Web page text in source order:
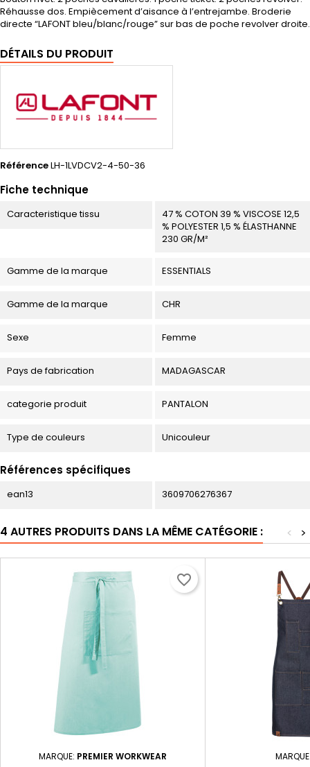
Réhausse dos. Empiècement d’aisance à l’entrejambe. Broderie
directe “LAFONT bleu/blanc/rouge” sur bas de poche revolver droite.
DÉTAILS DU PRODUIT
RéférenceLH-1LVDCV2-4-50-36
Fiche technique
Caracteristique tissu
47 % COTON 39 % VISCOSE 12,5
% POLYESTER 1,5 % ÉLASTHANNE
230 GR/M²
Gamme de la marque ESSENTIALS
Gamme de la marque CHR
Sexe Femme
Pays de fabrication MADAGASCAR
categorie produit PANTALON
Type de couleurs Unicouleur
Références spécifiques
ean13 3609706276367
4 AUTRES PRODUITS DANS LA MÊME CATÉGORIE : >
<
MARQUE: PREMIER WORKWEAR
favorite_border